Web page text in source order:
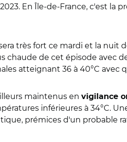
En Î le-de-France, c'est la
très fort ce mardi et la
chaude de cet épisode avec
atteignant 36 à 40°C avec
maintenus en vigilance
inférieures à 34°C.
prémices d'un probable